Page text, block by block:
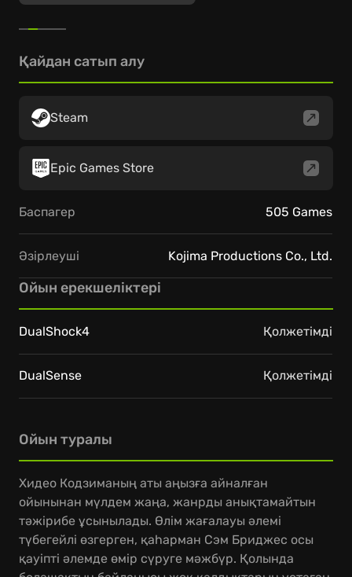
Ойын туралы
Хидео Кодзиманың аты аңызға айналған
ойынынан мүлдем жаңа, жанрды анықтамайтын
тәжірибе ұсынылады. Өлім жағалауы әлемі
түбегейлі өзгерген, қаһарман Сэм Бриджес осы
қауіпті әлемде өмір сүруге мәжбүр. Қолында
Қайдан сатып алу
Steam
Epic Games Store
Баспагер 505 Games
Әзірлеуші Kojima Productions Co., Ltd.
Ойын ерекшеліктері
DualShock4 Қолжетімді
DualSense Қолжетімді